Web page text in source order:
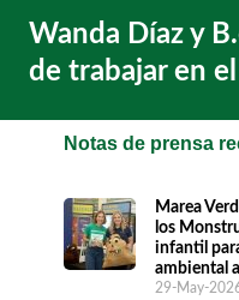
Wanda Díaz y
de trabajar en
Notas de prensa
Marea
los
infantil
ambiental
29-May-